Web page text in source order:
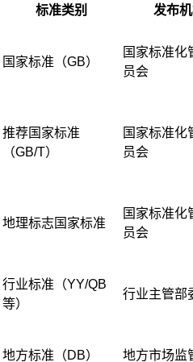
标准类别 发布
国家标准（GB）
国家标准化
员会
推荐国家标准
（GB/T）
国家标准化
员会
地理标志国家标准
国家标准化
员会
行业标准（YY/QB
等）
行业主管部
地方标准（DB） 地方市场监